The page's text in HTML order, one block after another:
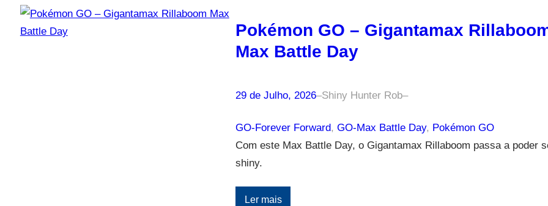
Pokémon GO – Gigantamax
Max Battle Day
29 de Julho, 2026–Shiny Hunter Rob–
GO-Forever Forward, GO-Max Battle Day, Pokémon GO
Com este Max Battle Day, o Gigantamax Rillaboom passa a poder
shiny.
Ler mais